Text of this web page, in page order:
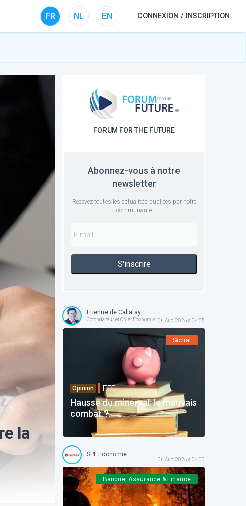
FR NL EN CONNEXION / INSCRIPTION
la
FORUM FOR THE FUTURE
Abonnez-vous à notre
newsletter
Recevez toutes les actualités publiées par notre
communauté
S'inscrire
Etienne de Callataÿ
Cofondateur et Chief Economist @ Orcadia Asset Management
06 Aug 2026 à 04:05
Social
Opinion F.F.F.
Hausse du minerval: le mauvais
combat ?
SPF Economie
06 Aug 2026 à 04:00
Banque, Assurance & Finance